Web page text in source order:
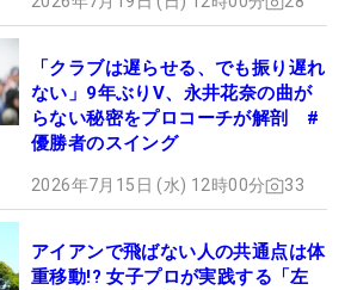
「クラブは遅らせる、でも振り遅れ
ない」9年ぶりV、永井花奈の曲が
らない秘密をプロコーチが解剖 #
優勝者のスイング
2026年7月15日 (水) 12時00分 33
アイアンで飛ばない人の共通点は体
重移動!? 女子プロが実践する「左